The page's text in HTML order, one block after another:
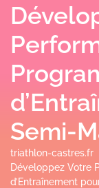
Semi-
triathlon-castres.fr
Développez Votre
d’Entraînement